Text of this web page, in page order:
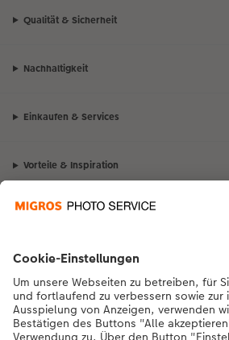
Qualität & Sicherheit
Nachhaltigkeit
Einkaufen & Services
Vorteile & Inspiration
Kontakt & Hilfe
Die Migros
Bei Fragen zu Produkten oder der Bestellung
Montag bis Samstag von 8:00 – 20:00 Uhr